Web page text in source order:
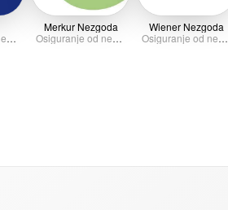
Osiguranje od nezgode
Merkur Nezgoda
Osiguranje od nezgode
Wiener Nezgoda
Osiguranje od nezgode